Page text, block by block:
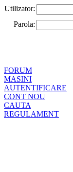
Utilizator:
Parola:
FORUM
MASINI
AUTENTIFICARE
CONT NOU
CAUTA
REGULAMENT